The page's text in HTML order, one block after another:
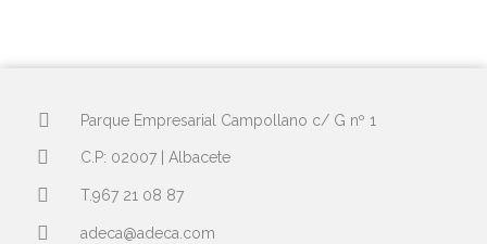
Parque Empresarial Campollano c/ G nº 1
C.P: 02007 | Albacete
T.967 21 08 87
adeca@adeca.com